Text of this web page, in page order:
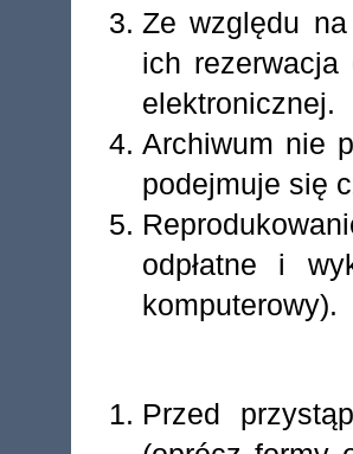
Ze względu
ich
elektronicznej.
Archiwum nie
podejmuje się
odpłatne i
komputerowy).
Przed